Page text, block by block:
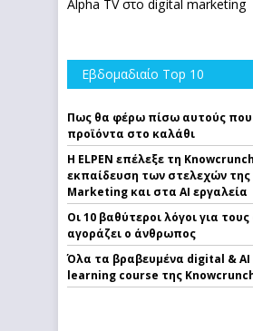
Alpha TV στο digital marketing
Εβδομαδιαίο Top 10
Πως θα φέρω πίσω αυτούς που
προϊόντα στο καλάθι
Η ELPEN επέλεξε τη
εκπαίδευση των στελεχών
Marketing και στα AI εργαλεία
Οι 10 βαθύτεροι λόγοι για
αγοράζει ο άνθρωπος
Όλα τα βραβευμένα digital &
learning course της